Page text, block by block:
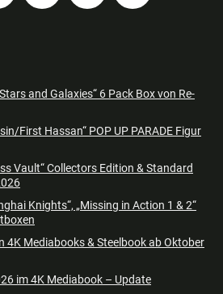
and Galaxies“ 6 Pack Box von Re-
First Hassan“ POP UP PARADE Figur
Vault“ Collectors Edition & Standard
Knights“, „Missing in Action 1 & 2“
4K Mediabooks & Steelbook ab Oktober
im 4K Mediabook – Update